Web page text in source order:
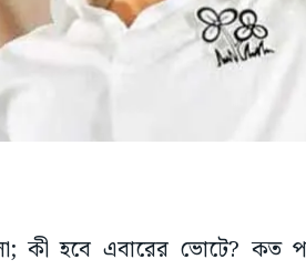
কী হবে এবারের ভোটে? কত